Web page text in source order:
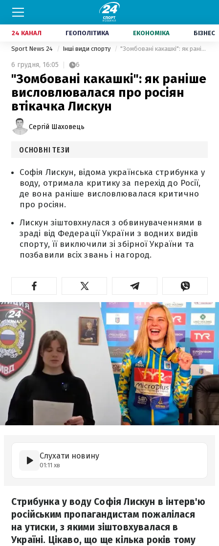
24 КАНАЛ ГЕОПОЛІТИКА ЕКОНОМІКА БІЗНЕС
Sport News 24 Інші види спорту "Зомбовані какашкі": як раніше висловлювалася про росіян втікачка Лискун
6 грудня, 16:05 6
"Зомбовані какашкі": як раніше
висловлювалася про росіян
втікачка Лискун
Сергій Шаховець
ОСНОВНІ ТЕЗИ
Софія Лискун, відома українська стрибунка у
воду, отримала критику за перехід до Росії,
де вона раніше висловлювалася критично
про росіян.
Лискун зіштовхнулася з обвинуваченнями в
зраді від Федерації України з водних видів
спорту, її виключили зі збірної України та
позбавили всіх звань і нагород.
Слухати новину
01:11 хв
Стрибунка у воду Софія Лискун в інтерв'ю
російським пропагандистам пожалілася
на утиски, з якими зіштовхувалася в
Україні. Цікаво, що ще кілька років тому